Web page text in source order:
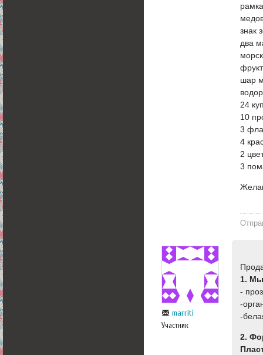
знак
два
шар
24
10
3
4
2
3
marriti
Участник
1.
-
-
-
2.